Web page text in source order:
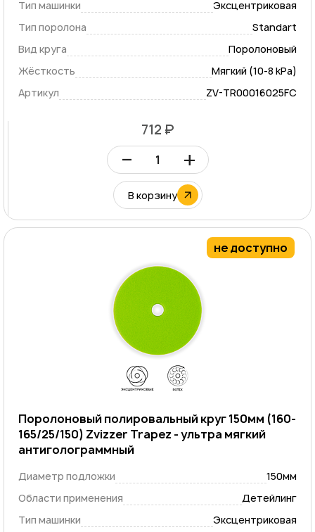
Тип машинки
Эксцентриковая
Тип поролона
Standart
Вид круга
Поролоновый
Жёсткость
Мягкий (10-8 kPa)
Артикул
ZV-TR00016025FC
712 ₽
– +
В корзину
не доступно
Поролоновый полировальный круг 150мм (160-
165/25/150) Zvizzer Trapez - ультра мягкий
антиголограммный
Диаметр подложки
150мм
Области применения
Детейлинг
Тип машинки
Эксцентриковая